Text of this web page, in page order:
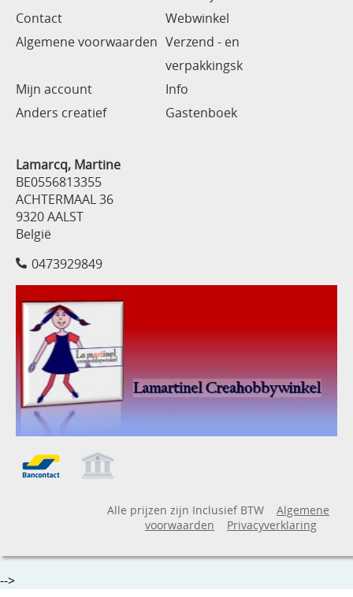
Contact
Webwinkel
Algemene voorwaarden Verzend - en
verpakkingsk
Mijn account
Info
Anders creatief
Gastenboek
Lamarcq, Martine
BE0556813355
ACHTERMAAL 36
9320 AALST
België
0473929849
Alle prijzen zijn Inclusief BTW
Algemene
voorwaarden
Privacyverklaring
-->